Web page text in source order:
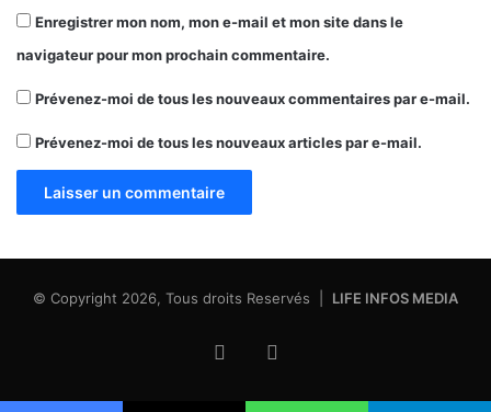
Enregistrer mon nom, mon e-mail et mon site dans le
navigateur pour mon prochain commentaire.
Prévenez-moi de tous les nouveaux commentaires par e-mail.
Prévenez-moi de tous les nouveaux articles par e-mail.
© Copyright 2026, Tous droits Reservés | LIFE INFOS MEDIA
Facebook